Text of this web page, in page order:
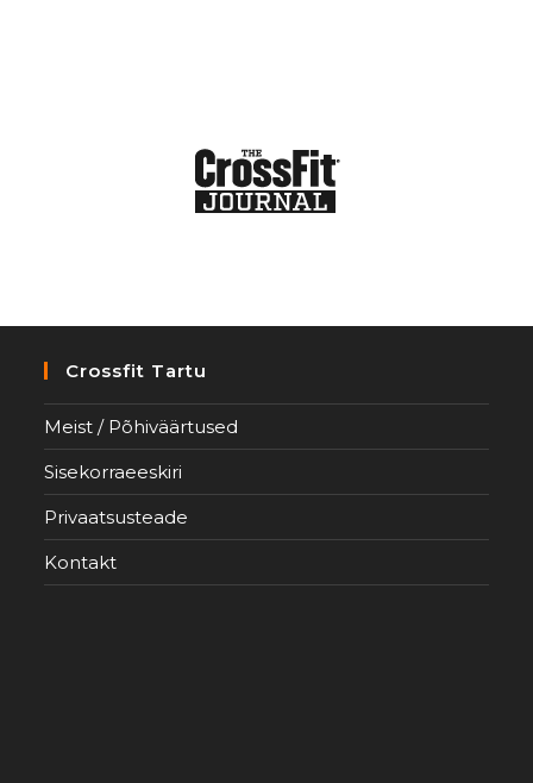
Crossfit Tartu
Meist / Põhiväärtused
Sisekorraeeskiri
Privaatsusteade
Kontakt